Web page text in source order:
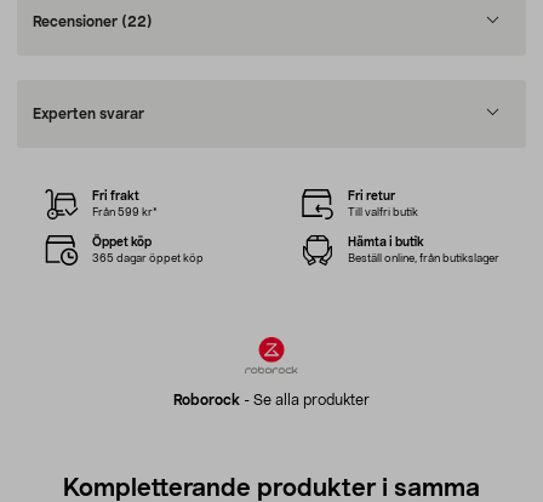
Recensioner (22)
Experten svarar
Roborock - Se alla produkter
Fri frakt
Från 599 kr*
Fri retur
Till valfri butik
Öppet köp
365 dagar öppet köp
Hämta i butik
Beställ online, från butikslager
Kompletterande produkter i samma